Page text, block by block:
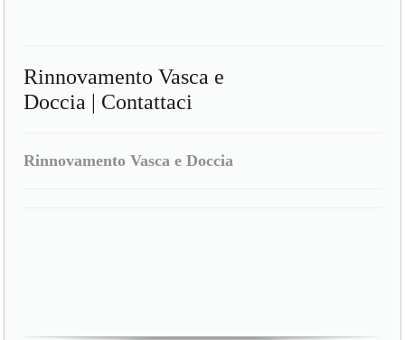
Rinnovamento Vasca e
Doccia | Contattaci
Rinnovamento Vasca e Doccia